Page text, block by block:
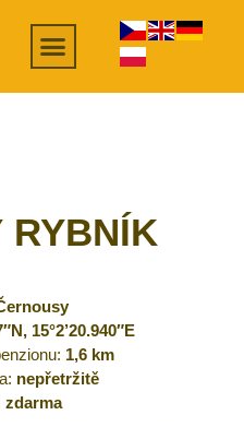
RYBNÍK
15°2’20.940″E
1,6 km
nepřetržitě
zdarma